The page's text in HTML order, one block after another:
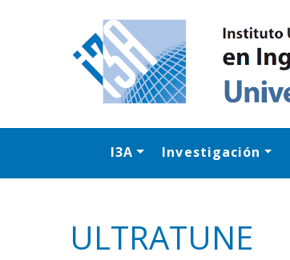
I3A Investigación
ULTRATUNE